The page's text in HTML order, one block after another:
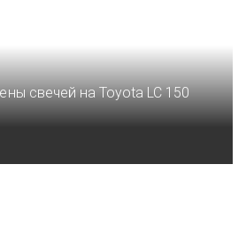
свечей на Toyota LC 150